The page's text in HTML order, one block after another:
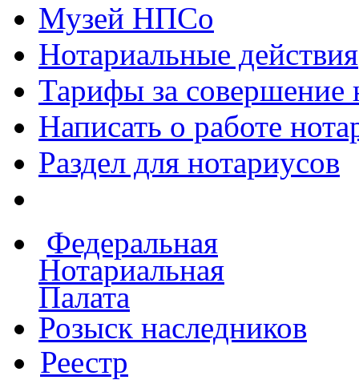
Музей НПСо
Нотариальные действия
Тарифы за совершение
Написать о работе
Раздел для нотариусов
Федеральная
Нотариальная
Палата
Розыск наследников
Реестр